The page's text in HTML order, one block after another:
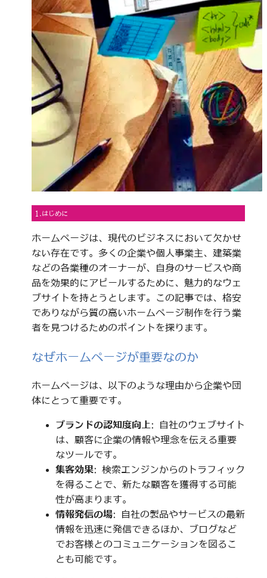
1.はじめに
ホームページは、現代のビジネスにおいて欠かせ
ない存在です。多くの企業や個人事業主、建築業
などの各業種のオーナーが、自身のサービスや商
品を効果的にアピールするために、魅力的なウェ
ブサイトを持とうとします。この記事では、格安
でありながら質の高いホームページ制作を行う業
者を見つけるためのポイントを探ります。
なぜホームページが重要なのか
ホームページは、以下のような理由から企業や団
体にとって重要です。
ブランドの認知度向上: 自社のウェブサイト
は、顧客に企業の情報や理念を伝える重要
なツールです。
集客効果: 検索エンジンからのトラフィック
を得ることで、新たな顧客を獲得する可能
性が高まります。
情報発信の場: 自社の製品やサービスの最新
情報を迅速に発信できるほか、ブログなど
でお客様とのコミュニケーションを図るこ
とも可能です。